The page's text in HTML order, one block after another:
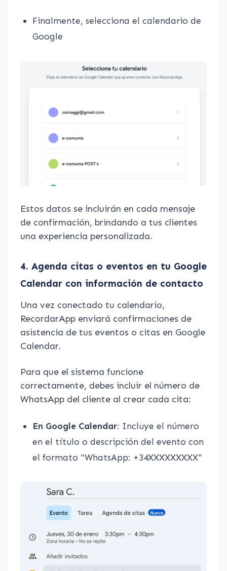
Finalmente, selecciona el calendario de
Google
Estos datos se incluirán en cada mensaje
de confirmación, brindando a tus clientes
una experiencia personalizada.
4. Agenda citas o eventos en tu Google
Calendar con información de contacto
Una vez conectado tu calendario,
RecordarApp enviará confirmaciones de
asistencia de tus eventos o citas en Google
Calendar.
Para que el sistema funcione
correctamente, debes incluir el número de
WhatsApp del cliente al crear cada cita:
En Google Calendar: Incluye el número
en el título o descripción del evento con
el formato "WhatsApp: +34XXXXXXXXX"